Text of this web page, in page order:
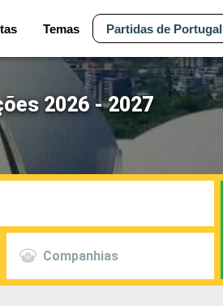
Temas Partidas de Portugal
2026 - 2027
Companhias